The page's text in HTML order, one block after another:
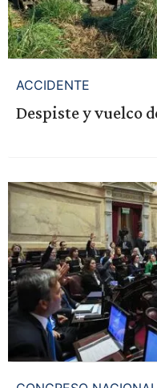
ACCIDENTE
Despiste y vuelco